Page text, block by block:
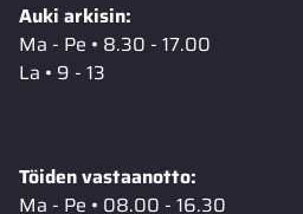
Auki arkisin:
Ma - Pe • 8.30 - 17.00
La • 9 - 13
Töiden vastaanotto:
Ma - Pe • 08.00 - 16.30